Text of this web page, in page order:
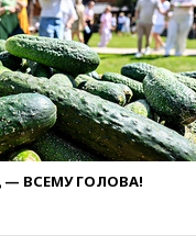
— ВСЕМУ ГОЛОВА!